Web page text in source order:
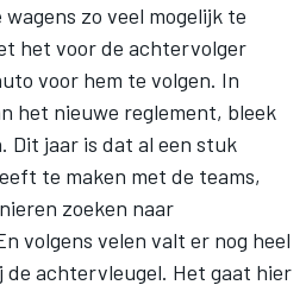
zo veel mogelijk te
het voor de achtervolger
voor hem te volgen. In
het nieuwe reglement, bleek
Dit jaar is dat al een stuk
te maken met de teams,
zoeken naar
volgens velen valt er nog heel
achtervleugel. Het gaat hier